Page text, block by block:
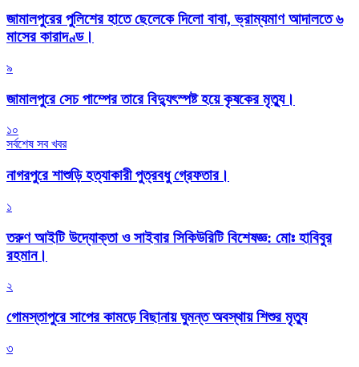
জামালপুরের পুলিশের হাতে ছেলেকে দিলো বাবা, ভ্রাম্যমাণ আদালতে ৬
মাসের কারাদণ্ড।
৯
জামালপুরে সেচ পাম্পের তারে বিদ্যুৎস্পষ্ট হয়ে কৃষকের মৃত্যু।
১০
সর্বশেষ সব খবর
নাগরপুরে শাশুড়ি হত্যাকারী পুত্রবধু গ্রেফতার।
১
তরুণ আইটি উদ্যোক্তা ও সাইবার সিকিউরিটি বিশেষজ্ঞ: মোঃ হাবিবুর
রহমান।
২
গোমস্তাপুরে সাপের কামড়ে বিছানায় ঘুমন্ত অবস্থায় শিশুর মৃত্যু
৩